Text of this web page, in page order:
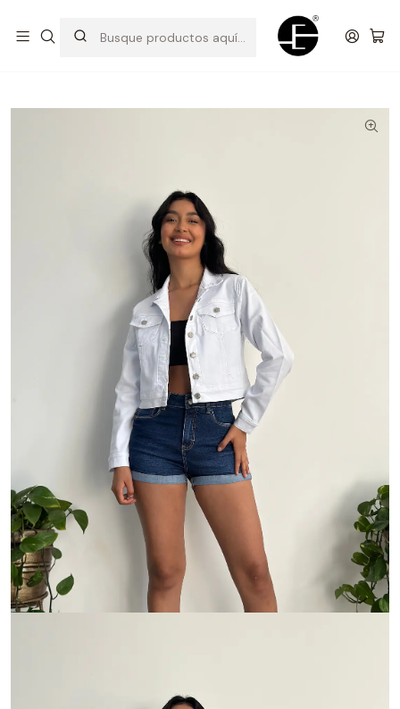
Prendas cómodas y exclusivas para renovar tu estilo
Casaca Clásica Princesa - Blanco